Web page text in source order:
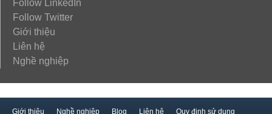
Follow LinkedIn
Follow Twitter
Giới thiệu
Liên hệ
Nghề nghiệp
Giới thiệu Nghề nghiệp Blog Liên hệ Quy định sử dụng